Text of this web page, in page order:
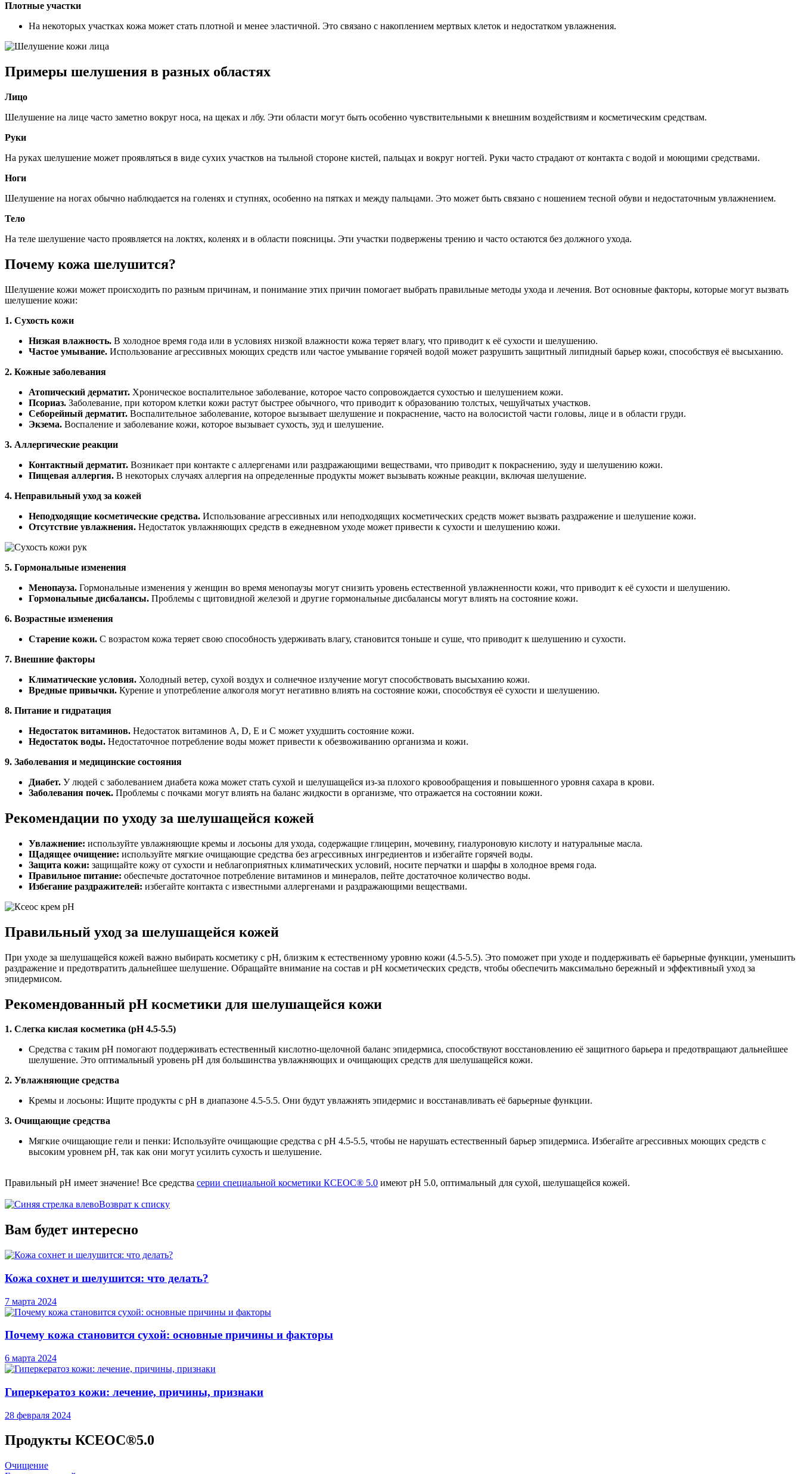
Плотные участки
На некоторых участках кожа может стать плотной и менее эластичной. Это связано с накоплением мертвых клеток и недостатком увлажнения.
Примеры шелушения в разных областях
Лицо
Шелушение на лице часто заметно вокруг носа, на щеках и лбу. Эти области могут быть особенно чувствительными к внешним воздействиям и косметическим средствам.
Руки
На руках шелушение может проявляться в виде сухих участков на тыльной стороне кистей, пальцах и вокруг ногтей. Руки часто страдают от контакта с водой и моющими средствами.
Ноги
Шелушение на ногах обычно наблюдается на голенях и ступнях, особенно на пятках и между пальцами. Это может быть связано с ношением тесной обуви и недостаточным увлажнением.
Тело
На теле шелушение часто проявляется на локтях, коленях и в области поясницы. Эти участки подвержены трению и часто остаются без должного ухода.
Почему кожа шелушится?
Шелушение кожи может происходить по разным причинам, и понимание этих причин помогает выбрать правильные методы ухода и лечения. Вот основные факторы, которые могут вызвать
шелушение кожи:
1. Сухость кожи
Низкая влажность. В холодное время года или в условиях низкой влажности кожа теряет влагу, что приводит к её сухости и шелушению.
Частое умывание. Использование агрессивных моющих средств или частое умывание горячей водой может разрушить защитный липидный барьер кожи, способствуя её высыханию.
2. Кожные заболевания
Атопический дерматит. Хроническое воспалительное заболевание, которое часто сопровождается сухостью и шелушением кожи.
Псориаз. Заболевание, при котором клетки кожи растут быстрее обычного, что приводит к образованию толстых, чешуйчатых участков.
Себорейный дерматит. Воспалительное заболевание, которое вызывает шелушение и покраснение, часто на волосистой части головы, лице и в области груди.
Экзема. Воспаление и заболевание кожи, которое вызывает сухость, зуд и шелушение.
3. Аллергические реакции
Контактный дерматит. Возникает при контакте с аллергенами или раздражающими веществами, что приводит к покраснению, зуду и шелушению кожи.
Пищевая аллергия. В некоторых случаях аллергия на определенные продукты может вызывать кожные реакции, включая шелушение.
4. Неправильный уход за кожей
Неподходящие косметические средства. Использование агрессивных или неподходящих косметических средств может вызвать раздражение и шелушение кожи.
Отсутствие увлажнения. Недостаток увлажняющих средств в ежедневном уходе может привести к сухости и шелушению кожи.
5. Гормональные изменения
Менопауза. Гормональные изменения у женщин во время менопаузы могут снизить уровень естественной увлажненности кожи, что приводит к её сухости и шелушению.
Гормональные дисбалансы. Проблемы с щитовидной железой и другие гормональные дисбалансы могут влиять на состояние кожи.
6. Возрастные изменения
Старение кожи. С возрастом кожа теряет свою способность удерживать влагу, становится тоньше и суше, что приводит к шелушению и сухости.
7. Внешние факторы
Климатические условия. Холодный ветер, сухой воздух и солнечное излучение могут способствовать высыханию кожи.
Вредные привычки. Курение и употребление алкоголя могут негативно влиять на состояние кожи, способствуя её сухости и шелушению.
8. Питание и гидратация
Недостаток витаминов. Недостаток витаминов A, D, E и C может ухудшить состояние кожи.
Недостаток воды. Недостаточное потребление воды может привести к обезвоживанию организма и кожи.
9. Заболевания и медицинские состояния
Диабет. У людей с заболеванием диабета кожа может стать сухой и шелушащейся из-за плохого кровообращения и повышенного уровня сахара в крови.
Заболевания почек. Проблемы с почками могут влиять на баланс жидкости в организме, что отражается на состоянии кожи.
Рекомендации по уходу за шелушащейся кожей
Увлажнение: используйте увлажняющие кремы и лосьоны для ухода, содержащие глицерин, мочевину, гиалуроновую кислоту и натуральные масла.
Щадящее очищение: используйте мягкие очищающие средства без агрессивных ингредиентов и избегайте горячей воды.
Защита кожи: защищайте кожу от сухости и неблагоприятных климатических условий, носите перчатки и шарфы в холодное время года.
Правильное питание: обеспечьте достаточное потребление витаминов и минералов, пейте достаточное количество воды.
Избегание раздражителей: избегайте контакта с известными аллергенами и раздражающими веществами.
Правильный уход за шелушащейся кожей
При уходе за шелушащейся кожей важно выбирать косметику с pH, близким к естественному уровню кожи (4.5-5.5). Это поможет при уходе и поддерживать её барьерные функции, уменьшить
раздражение и предотвратить дальнейшее шелушение. Обращайте внимание на состав и pH косметических средств, чтобы обеспечить максимально бережный и эффективный уход за
эпидермисом.
Рекомендованный pH косметики для шелушащейся кожи
1. Слегка кислая косметика (pH 4.5-5.5)
Средства с таким pH помогают поддерживать естественный кислотно-щелочной баланс эпидермиса, способствуют восстановлению её защитного барьера и предотвращают дальнейшее
шелушение. Это оптимальный уровень pH для большинства увлажняющих и очищающих средств для шелушащейся кожи.
2. Увлажняющие средства
Кремы и лосьоны: Ищите продукты с pH в диапазоне 4.5-5.5. Они будут увлажнять эпидермис и восстанавливать её барьерные функции.
3. Очищающие средства
Мягкие очищающие гели и пенки: Используйте очищающие средства с pH 4.5-5.5, чтобы не нарушать естественный барьер эпидермиса. Избегайте агрессивных моющих средств с
высоким уровнем pH, так как они могут усилить сухость и шелушение.
Правильный рН имеет значение! Все средства серии специальной косметики КСЕОС® 5.0 имеют рН 5.0, оптимальный для сухой, шелушащейся кожей.
Возврат к списку
Вам будет интересно
Кожа сохнет и шелушится: что делать?
7 марта 2024
Почему кожа становится сухой: основные причины и факторы
6 марта 2024
Гиперкератоз кожи: лечение, причины, признаки
28 февраля 2024
Продукты КСЕОС®5.0
Очищение